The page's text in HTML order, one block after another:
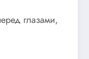
глазами,